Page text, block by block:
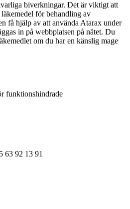
biverkningar. Det är viktigt att
för behandling av
få hjälp av att använda Atarax under
in på webbplatsen på nätet. Du
om du har en känslig mage
funktionshindrade
63 92 13 91